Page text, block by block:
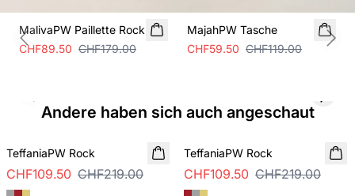
MalivaPW Paillette Rock
CHF89.50 CHF179.00
MajahPW Tasche
CHF59.50 CHF119.00
Previous slide
Andere haben sich auch angeschaut
TeffaniaPW Rock
CHF109.50 CHF219.00
SALE
TeffaniaPW Rock
CHF109.50 CHF219.00
Previous slide Next